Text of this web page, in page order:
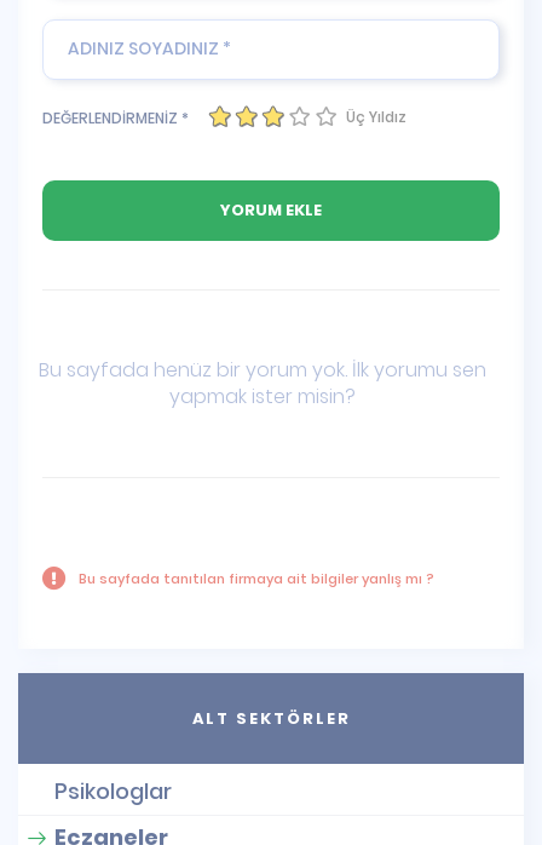
DEĞERLENDİRMENİZ * Üç Yıldız
Bu sayfada henüz bir yorum yok. İlk yorumu sen
yapmak ister misin?
Bu sayfada tanıtılan firmaya ait bilgiler yanlış mı ?
ALT SEKTÖRLER
Psikologlar
Eczaneler